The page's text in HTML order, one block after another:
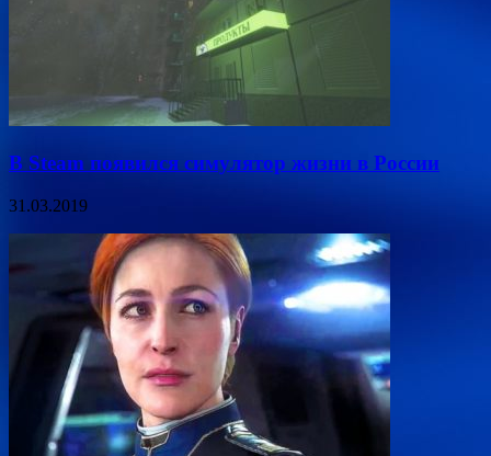
В Steam появился симулятор жизни в России
31.03.2019